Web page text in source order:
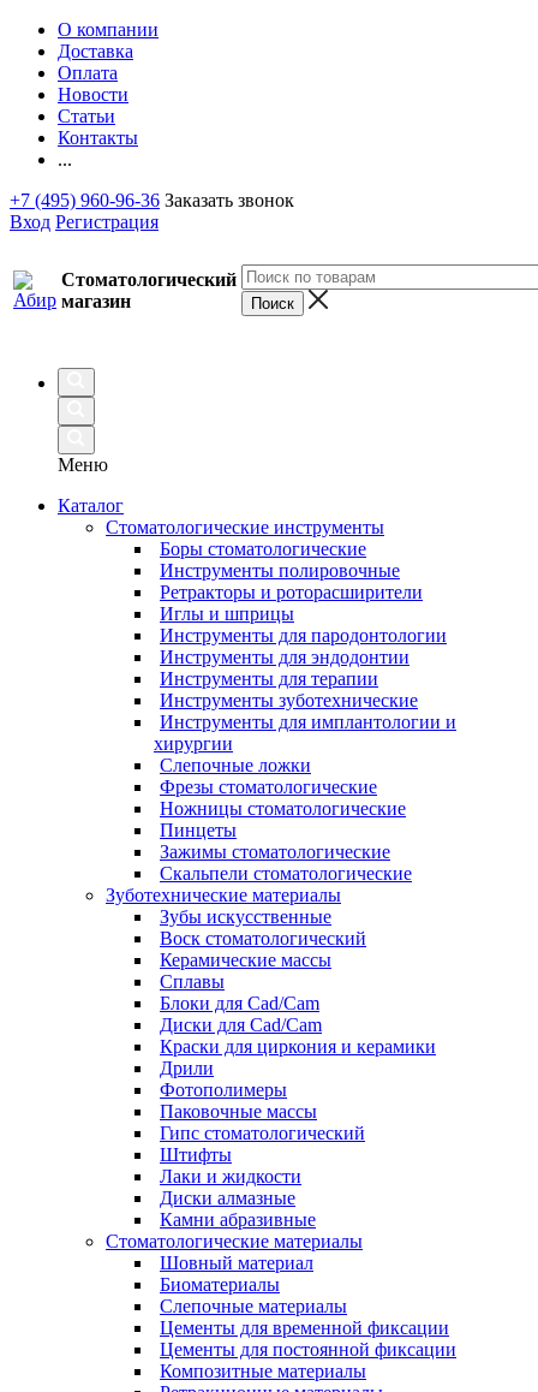
О компании
Доставка
Оплата
Новости
Статьи
Контакты
...
+7 (495) 960-96-36 Заказать звонок
Вход Регистрация
Стоматологический
магазин
Меню
Каталог
Стоматологические инструменты
Боры стоматологические
Инструменты полировочные
Ретракторы и роторасширители
Иглы и шприцы
Инструменты для пародонтологии
Инструменты для эндодонтии
Инструменты для терапии
Инструменты зуботехнические
Инструменты для имплантологии и
хирургии
Слепочные ложки
Фрезы стоматологические
Ножницы стоматологические
Пинцеты
Зажимы стоматологические
Скальпели стоматологические
Зуботехнические материалы
Зубы искусственные
Воск стоматологический
Керамические массы
Сплавы
Блоки для Cad/Cam
Диски для Cad/Cam
Краски для циркония и керамики
Дрили
Фотополимеры
Паковочные массы
Гипс стоматологический
Штифты
Лаки и жидкости
Диски алмазные
Камни абразивные
Стоматологические материалы
Шовный материал
Биоматериалы
Слепочные материалы
Цементы для временной фиксации
Цементы для постоянной фиксации
Композитные материалы